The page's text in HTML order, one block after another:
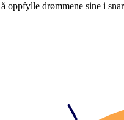
oppfylle drømmene sine i